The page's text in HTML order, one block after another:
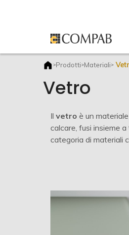
>Prodotti>Materiali>
Vetro
Il vetro è un
calcare, fusi insieme
categoria di materiali